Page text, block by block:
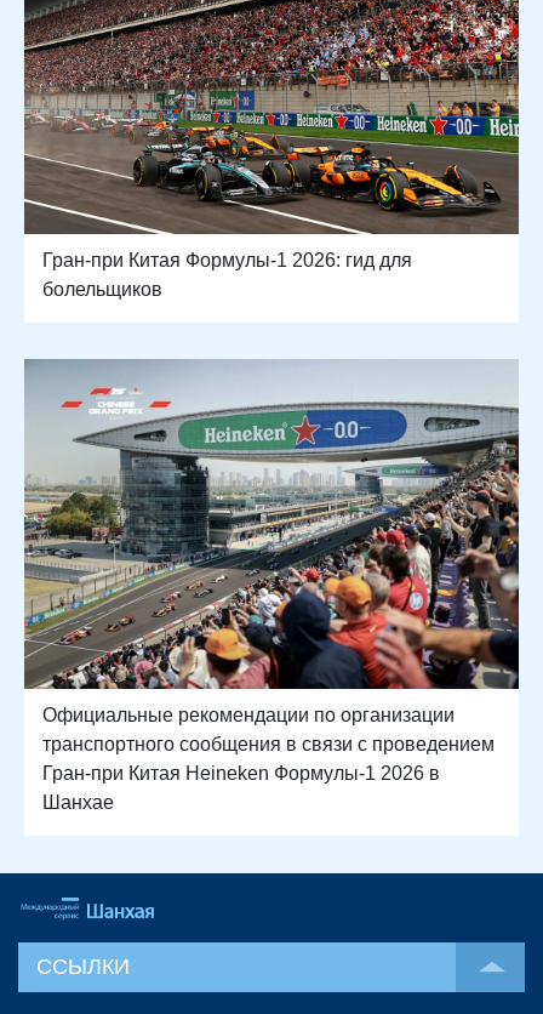
Гран-при Китая Формулы-1 2026: гид для
болельщиков
Официальные рекомендации по организации
транспортного сообщения в связи с проведением
Гран-при Китая Heineken Формулы-1 2026 в
Шанхае
ССЫЛКИ